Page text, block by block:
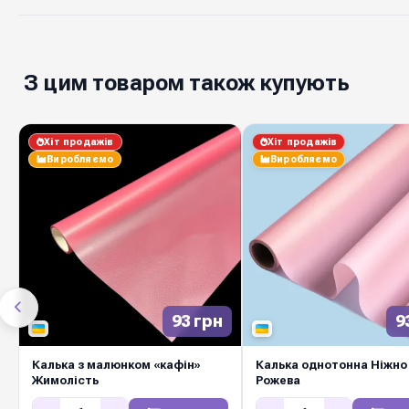
З цим товаром також купують
93 грн
Хіт продажів
Виробляємо
Калька з малюнком «кафін»
Жимолість
Хіт продажів
Виробляємо
Калька однотонна Ніжно
Рожева